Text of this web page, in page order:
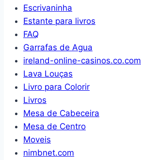
Escrivaninha
Estante para livros
FAQ
Garrafas de Agua
ireland-online-casinos.co.com
Lava Louças
Livro para Colorir
Livros
Mesa de Cabeceira
Mesa de Centro
Moveis
nimbnet.com